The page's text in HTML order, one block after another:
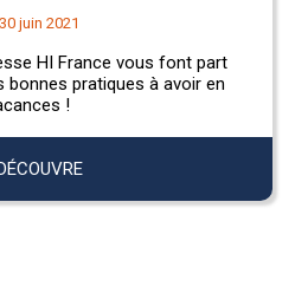
30 juin 2021
HI France vous font part
pratiques à avoir en
!